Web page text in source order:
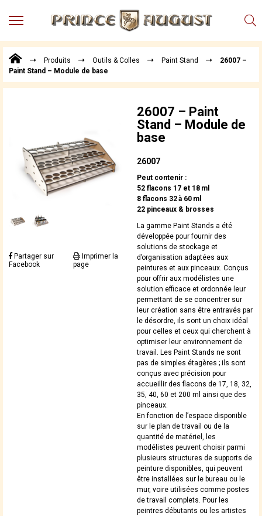
MENU
Points
de
Vente
Téléchargements
Techniques,
trucs et
astuces
Produits Outils & Colles Paint Stand
26007 –
Paint Stand – Module de base
Partager sur
Facebook
Imprimer la
page
26007 – Paint
Stand – Module de
base
26007
Peut contenir :
52 flacons 17 et 18 ml
8 flacons 32 à 60 ml
22 pinceaux & brosses
La gamme Paint Stands a été
développée pour fournir des
solutions de stockage et
d’organisation adaptées aux
peintures et aux pinceaux. Conçus
pour offrir aux modélistes une
solution efficace et ordonnée leur
permettant de se concentrer sur
leur création sans être entravés par
le désordre, ils sont un choix idéal
pour celles et ceux qui cherchent à
optimiser leur environnement de
travail. Les Paint Stands ne sont
pas de simples étagères ; ils sont
conçus avec précision pour
accueillir des flacons de 17, 18, 32,
35, 40, 60 et 200 ml ainsi que des
pinceaux.
En fonction de l’espace disponible
sur le plan de travail ou de la
quantité de matériel, les
modélistes peuvent choisir parmi
plusieurs structures de supports de
peinture disponibles, qui peuvent
être installées sur le bureau ou le
mur, voire utilisées comme postes
de travail complets. Pour les
peintres débutants ou les artistes